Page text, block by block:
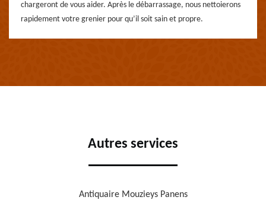
chargeront de vous aider. Après le débarrassage, nous nettoierons
rapidement votre grenier pour qu’il soit sain et propre.
Autres services
Antiquaire Mouzieys Panens